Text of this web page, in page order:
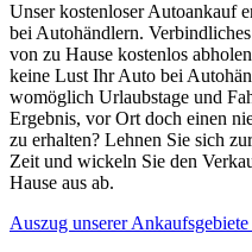
Unser kostenloser Autoankauf
bei Autohändlern.
von zu Hause kostenlos
keine Lust Ihr Auto bei
womöglich Urlaubstage und
Ergebnis, vor Ort doch einen
zu erhalten? Lehnen Sie sich
Zeit und wickeln Sie den
Hause aus ab.
Auszug unserer Ankaufsgebiete